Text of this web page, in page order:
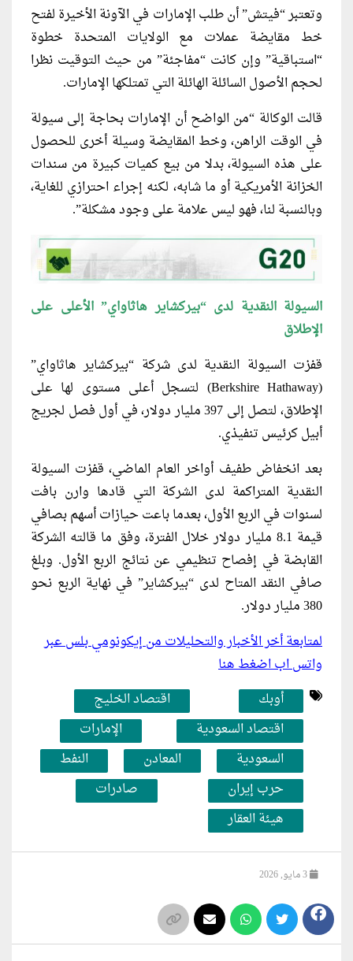
وتعتبر “فيتش” أن طلب الإمارات في الآونة الأخيرة لفتح
خط مقايضة عملات مع الولايات المتحدة خطوة
“استباقية” وإن كانت “مفاجئة” من حيث ‌التوقيت نظرا
لحجم الأصول السائلة الهائلة التي تمتلكها الإمارات.
قالت الوكالة “من الواضح أن الإمارات بحاجة إلى سيولة
في الوقت الراهن، وخط المقايضة وسيلة أخرى للحصول
على هذه ​السيولة، بدلا من بيع كميات كبيرة من سندات
الخزانة الأمريكية أو ما شابه، لكنه إجراء احترازي للغاية،
وبالنسبة لنا، فهو ليس علامة على ‌وجود ‌مشكلة”.
السيولة النقدية لدى “بيركشاير هاثاواي” الأعلى على
الإطلاق
قفزت السيولة النقدية لدى شركة “بيركشاير هاثاواي”
(Berkshire Hathaway) لتسجل أعلى مستوى لها على
الإطلاق، لتصل إلى 397 مليار دولار، في أول فصل لجريج
أبيل كرئيس تنفيذي.
بعد انخفاض طفيف أواخر العام الماضي، قفزت السيولة
النقدية المتراكمة لدى الشركة التي قادها وارن بافت
لسنوات في الربع الأول، بعدما باعت حيازات أسهم بصافي
قيمة 8.1 مليار دولار خلال الفترة، وفق ما قالته الشركة
القابضة في إفصاح تنظيمي عن نتائج الربع الأول. وبلغ
صافي النقد المتاح لدى “بيركشاير” في نهاية الربع نحو
380 مليار دولار.
لمتابعة أخر الأخبار والتحليلات من إيكونومي بلس عبر
واتس اب اضغط هنا
أوبك
اقتصاد الخليج
اقتصاد السعودية
الإمارات
السعودية
المعادن
النفط
حرب إيران
صادرات
هيئة العقار